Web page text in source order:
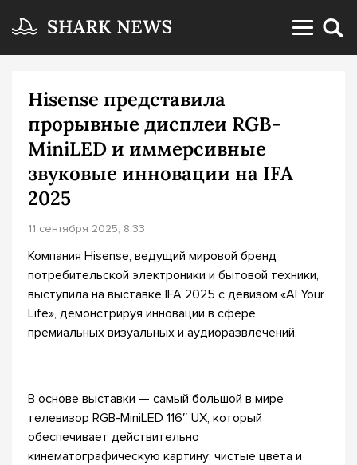
Hisense представила
прорывные дисплеи RGB-
MiniLED и иммерсивные
звуковые инновации на IFA
2025
11 сентября 2025, 8:33
Компания Hisense, ведущий мировой бренд
потребительской электроники и бытовой техники,
выступила на выставке IFA 2025 с девизом «AI Your
Life», демонстрируя инновации в сфере
премиальных визуальных и аудиоразвлечений.
В основе выставки — самый большой в мире
телевизор RGB-MiniLED 116″ UX, который
обеспечивает действительно
кинематографическую картину: чистые цвета и